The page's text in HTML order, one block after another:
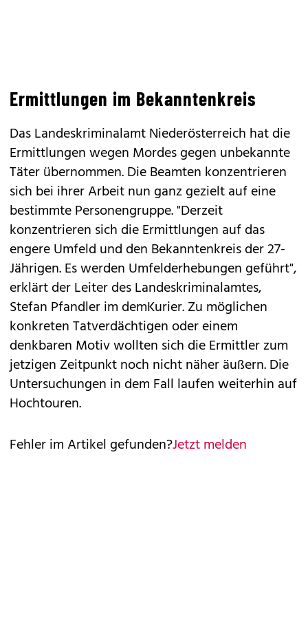
Ermittlungen im Bekanntenkreis
Das Landeskriminalamt Niederösterreich hat die
Ermittlungen wegen Mordes gegen unbekannte
Täter übernommen. Die Beamten konzentrieren
sich bei ihrer Arbeit nun ganz gezielt auf eine
bestimmte Personengruppe. "Derzeit
konzentrieren sich die Ermittlungen auf das
engere Umfeld und den Bekanntenkreis der 27-
Jährigen. Es werden Umfelderhebungen geführt",
erklärt der Leiter des Landeskriminalamtes,
Stefan Pfandler im demKurier. Zu möglichen
konkreten Tatverdächtigen oder einem
denkbaren Motiv wollten sich die Ermittler zum
jetzigen Zeitpunkt noch nicht näher äußern. Die
Untersuchungen in dem Fall laufen weiterhin auf
Hochtouren.
Fehler im Artikel gefunden?Jetzt melden